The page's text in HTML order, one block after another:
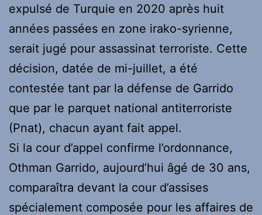
expulsé de Turquie en 2020 après huit
années passées en zone irako-syrienne,
serait jugé pour assassinat terroriste. Cette
décision, datée de mi-juillet, a été
contestée tant par la défense de Garrido
que par le parquet national antiterroriste
(Pnat), chacun ayant fait appel.
Si la cour d’appel confirme l’ordonnance,
Othman Garrido, aujourd’hui âgé de 30 ans,
comparaîtra devant la cour d’assises
spécialement composée pour les affaires de